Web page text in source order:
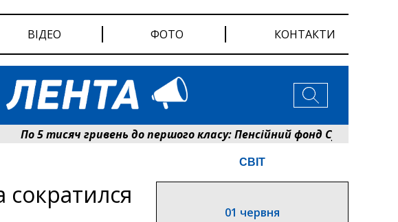
ВІДЕО ФОТО КОНТАКТИ
По 5 тисяч гривень до першого класу: Пенсійний фонд Сумщини
сократился
СВІТ
01 червня